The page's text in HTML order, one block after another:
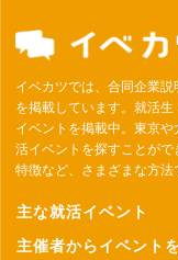
イベカツでは、合同企業
を掲載しています。就活
イベントを掲載中。東京
活イベントを探すことがで
特徴など、さまざまな方法
主な就活イベント
主催者からイベント